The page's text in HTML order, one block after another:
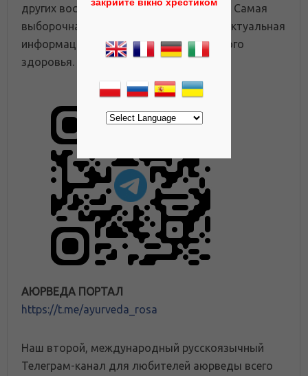
других восточных медицинских систем. Самая
выборочная и полезная, интересная и актуальная
информация для достижения идеального
здоровья.
АЮРВЕДА ПОРТАЛ
https://t.me/ayurveda_rosa
Наш второй, международный русскоязычный
Телеграм-канал для любителей аюрведы всего
закрийте вікно хрестиком